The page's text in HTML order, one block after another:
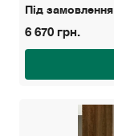
Під замовлення
6 670 грн.